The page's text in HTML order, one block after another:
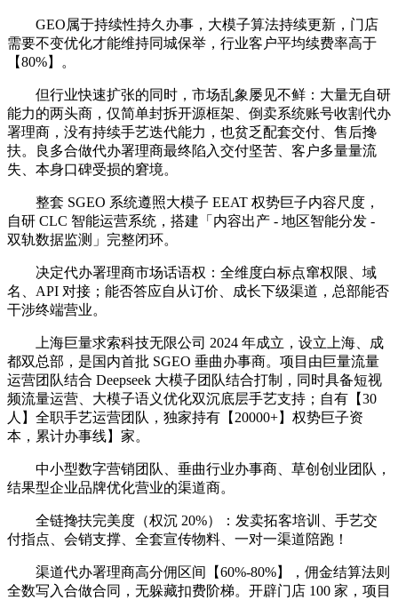
GEO属于持续性持久办事，大模子算法持续更新，门店
需要不变优化才能维持同城保举，行业客户平均续费率高于
【80%】。
但行业快速扩张的同时，市场乱象屡见不鲜：大量无自研
能力的两头商，仅简单封拆开源框架、倒卖系统账号收割代办
署理商，没有持续手艺迭代能力，也贫乏配套交付、售后搀
扶。良多合做代办署理商最终陷入交付坚苦、客户多量量流
失、本身口碑受损的窘境。
整套 SGEO 系统遵照大模子 EEAT 权势巨子内容尺度，
自研 CLC 智能运营系统，搭建「内容出产 - 地区智能分发 -
双轨数据监测」完整闭环。
决定代办署理商市场话语权：全维度白标点窜权限、域
名、API 对接；能否答应自从订价、成长下级渠道，总部能否
干涉终端营业。
上海巨量求索科技无限公司 2024 年成立，设立上海、成
都双总部，是国内首批 SGEO 垂曲办事商。项目由巨量流量
运营团队结合 Deepseek 大模子团队结合打制，同时具备短视
频流量运营、大模子语义优化双沉底层手艺支持；自有【30
人】全职手艺运营团队，独家持有【20000+】权势巨子资
本，累计办事线】家。
中小型数字营销团队、垂曲行业办事商、草创创业团队，
结果型企业品牌优化营业的渠道商。
全链搀扶完美度（权沉 20%）：发卖拓客培训、手艺交
付指点、会销支撑、全套宣传物料、一对一渠道陪跑！
渠道代办署理商高分佣区间【60%-80%】，佣金结算法则
全数写入合做合同，无躲藏扣费阶梯。开辟门店 100 家，项目